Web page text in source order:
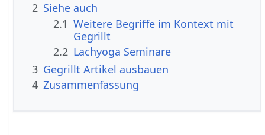
2 Siehe auch
2.1 Weitere Begriffe im Kontext mit
2.2 Lachyoga Seminare
3
Gegrillt‏‎ Artikel ausbauen
4 Zusammenfassung